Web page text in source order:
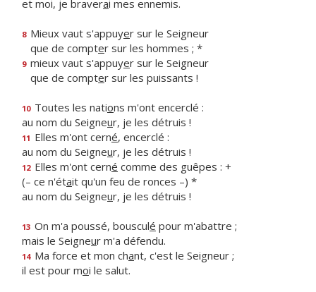
et moi, je braverai mes ennemis.
8 Mieux vaut s'appuyer sur le Seigneur
que de compter sur les hommes ; *
9 mieux vaut s'appuyer sur le Seigneur
que de compter sur les puissants !
10 Toutes les nations m'ont encerclé :
au nom du Seigneur, je les détruis !
11 Elles m'ont cerné, encerclé :
au nom du Seigneur, je les détruis !
12 Elles m'ont cerné comme des guêpes : +
(– ce n'était qu'un feu de ronces –) *
au nom du Seigneur, je les détruis !
13 On m'a poussé, bousculé pour m'abattre ;
mais le Seigneur m'a défendu.
14 Ma force et mon chant, c'est le Seigneur ;
il est pour moi le salut.